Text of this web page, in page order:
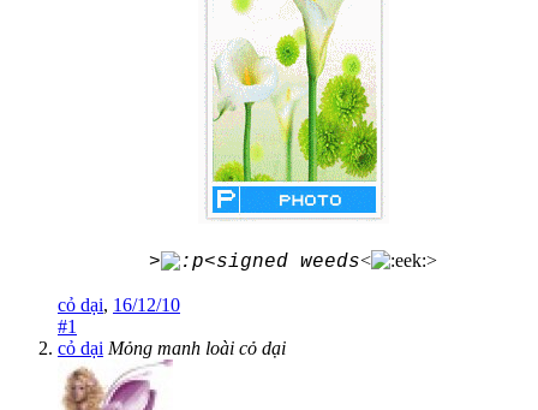
> <signed weeds< >
cỏ dại, 16/12/10
#1
cỏ dại Mỏng manh loài cỏ dại